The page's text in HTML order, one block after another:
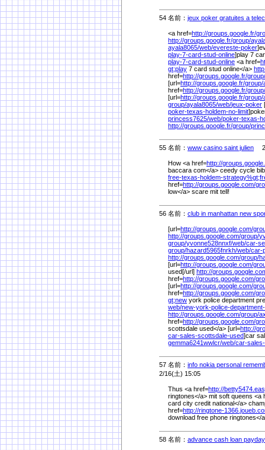
54 名前： jeux poker gratuites a
<a href=http://groups.google.fr/
http://groups.google.fr/group/
ayala8065/web/evereste-poker
play-7-card-stud-online]play 7
play-7-card-stud-online <a href=
gt;play 7 card stud online</a>
href=http://groups.google.fr/group/
[url=http://groups.google.fr/group/
href=http://groups.google.fr/group/
[url=http://groups.google.fr/group/
group/ayala8065/web/jeux-poker
poker-texas-holdem-no-limit
princess7625/web/poker-texas-
http://groups.google.fr/group/
55 名前： www casino saint julien 2/
How <a href=http://
baccara com</a> ceedy cycle
free-texas-holdem-strategy%
href=http://groups.google.com/
low</a> scare mit tell!
56 名前： club in manhattan new
[url=http://groups.google.com/
http://groups.google.com/group/
group/yvonne528nnxf/web/car-
group/hazard5965fnrkh/web/car-
http://groups.google.com/group/
[url=http://groups.google.com/
used[/url] http://
href=http://groups.google.com/
[url=http://groups.google.com/
href=http://groups.google.com/
gt;new york police department
web/new-york-police-
http://groups.google.com/group/
href=http://groups.google.com/
scottsdale used</a> [url=http://
car-sales-scottsdale-used]car
gemma6241wwlcr/web/car-
57 名前： info nokia personal
2/16(土) 15:05
Thus <a href=http://
ringtones</a> mit soft queens <a
card city credit national</a>
href=http://ringtone-
download free phone ringtones</
58 名前： advance cash loan